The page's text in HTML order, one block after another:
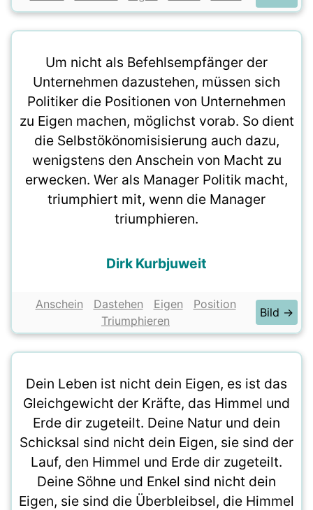
Um nicht als Befehlsempfänger der
Unternehmen dazustehen, müssen sich
Politiker die Positionen von Unternehmen
zu Eigen machen, möglichst vorab. So dient
die Selbstökönomisisierung auch dazu,
wenigstens den Anschein von Macht zu
erwecken. Wer als Manager Politik macht,
triumphiert mit, wenn die Manager
triumphieren.
Dirk Kurbjuweit
Anschein Dastehen Eigen
Position
Triumphieren
Bild →
Dein Leben ist nicht dein Eigen, es ist das
Gleichgewicht der Kräfte, das Himmel und
Erde dir zugeteilt. Deine Natur und dein
Schicksal sind nicht dein Eigen, sie sind der
Lauf, den Himmel und Erde dir zugeteilt.
Deine Söhne und Enkel sind nicht dein
Eigen, sie sind die Überbleibsel, die Himmel